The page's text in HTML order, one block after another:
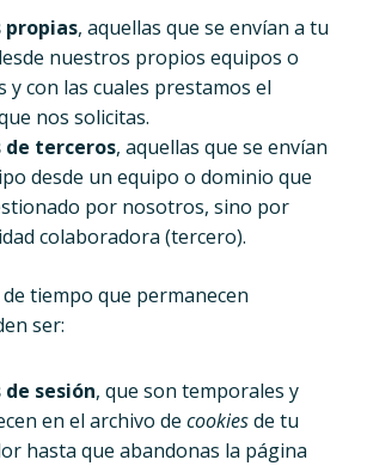
propias, aquellas que se envían a tu
nuestros propios equipos o
y con las cuales prestamos el
nos solicitas.
de terceros, aquellas que se envían
desde un equipo o dominio que
por nosotros, sino por
colaboradora (tercero).
tiempo que permanecen
ser:
de sesión, que son temporales y
en el archivo de cookiesde tu
hasta que abandonas la página